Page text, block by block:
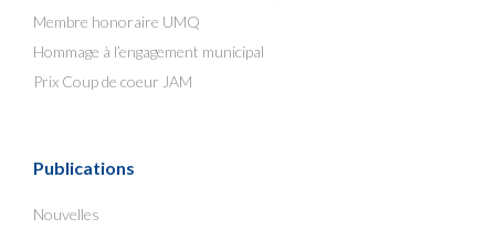
Membre honoraire UMQ
Hommage à l’engagement municipal
Prix Coup de coeur JAM
Publications
Nouvelles